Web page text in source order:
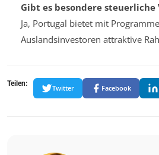
Gibt es besondere
Ja, Portugal bietet mit
Auslandsinvestoren attraktive
Teilen:
Twitter Facebook